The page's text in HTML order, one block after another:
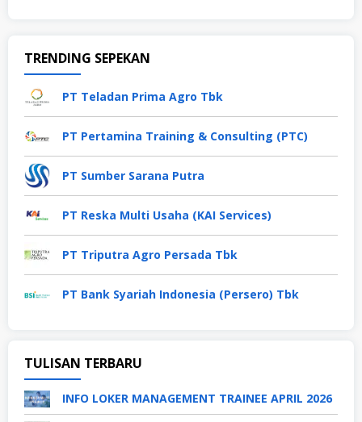
TRENDING SEPEKAN
PT Teladan Prima Agro Tbk
PT Pertamina Training & Consulting (PTC)
PT Sumber Sarana Putra
PT Reska Multi Usaha (KAI Services)
PT Triputra Agro Persada Tbk
PT Bank Syariah Indonesia (Persero) Tbk
TULISAN TERBARU
INFO LOKER MANAGEMENT TRAINEE APRIL 2026